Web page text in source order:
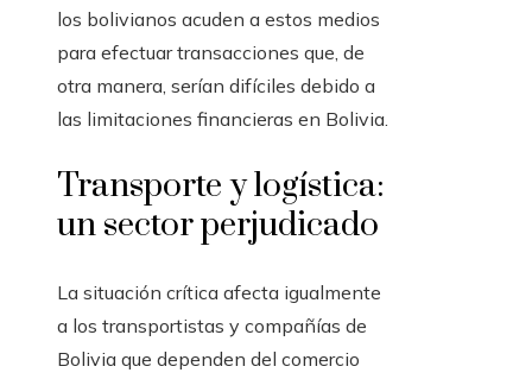
los bolivianos acuden a estos medios
para efectuar transacciones que, de
otra manera, serían difíciles debido a
las limitaciones financieras en Bolivia.
Transporte y logística:
un sector perjudicado
La situación crítica afecta igualmente
a los transportistas y compañías de
Bolivia que dependen del comercio